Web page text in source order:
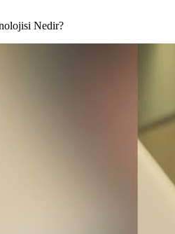
Nedir?